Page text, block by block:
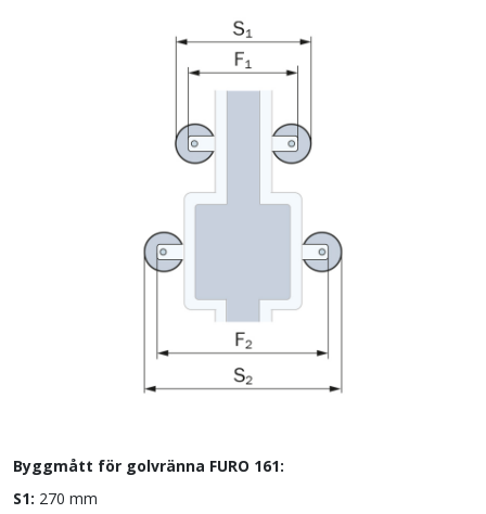
Byggmått för golvränna FURO 161:
S1: 270 mm